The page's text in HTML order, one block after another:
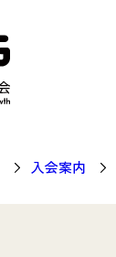
入会案内